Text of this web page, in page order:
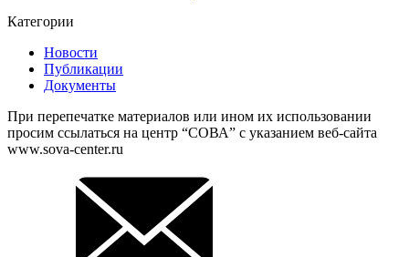
Категории
Новости
Публикации
Документы
При перепечатке материалов или ином их использовании
просим ссылаться на центр “СОВА” с указанием веб-сайта
www.sova-center.ru